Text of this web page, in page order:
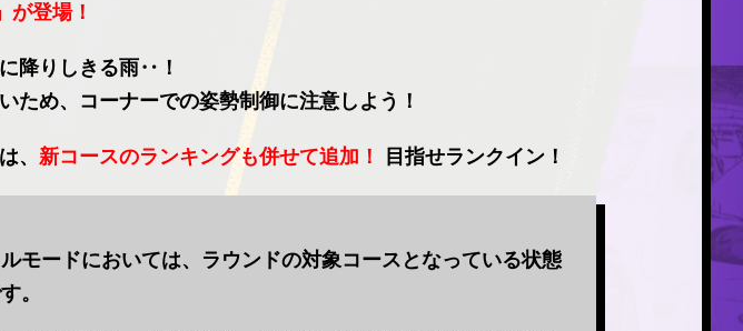
が登場！
降りしきる雨‥！
ため、コーナーでの姿勢制御に注意しよう！
、 新コースのランキングも併せて追加！ 目指せランクイン！
モードにおいては、ラウンドの対象コースとなっている状態
。